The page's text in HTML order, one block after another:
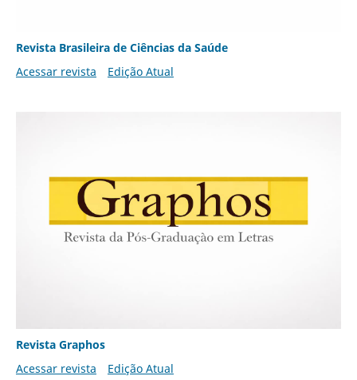
Revista Brasileira de Ciências da Saúde
Acessar revista
Edição Atual
Revista Graphos
Acessar revista
Edição Atual